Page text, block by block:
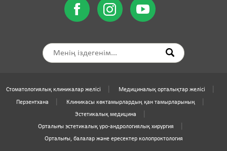
Стоматологиялық клиникалар желісі Медициналық орталықтар желісі
Перзентхана Клиникасы көктамырлардың қан тамырларының
Эстетикалық медицина
Орталығы эстетикалық уро-андрологиялық хирургия
Орталығы, балалар және ересектер колопроктология